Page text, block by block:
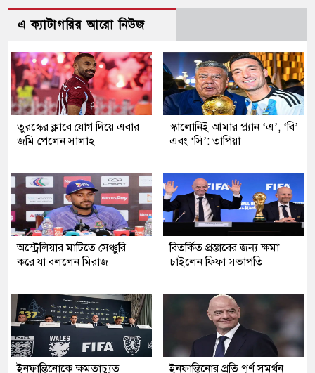
এ ক্যাটাগরির আরো নিউজ
তুরস্কের ক্লাবে যোগ দিয়ে এবার
জমি পেলেন সালাহ
স্কালোনিই আমার প্ল্যান ‘এ’, ‘বি’
এবং ‘সি’: তাপিয়া
অস্ট্রেলিয়ার মাটিতে সেঞ্চুরি
করে যা বললেন মিরাজ
বিতর্কিত প্রস্তাবের জন্য ক্ষমা
চাইলেন ফিফা সভাপতি
ইনফান্তিনোকে ক্ষমতাচ্যুত ইনফান্তিনোর প্রতি পূর্ণ সমর্থন